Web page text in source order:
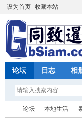
设为首页 收藏本站
论坛 日志 相
论坛 本地生活